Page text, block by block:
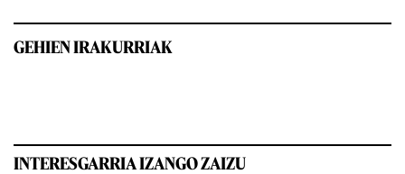
GEHIEN IRAKURRIAK
INTERESGARRIA IZANGO ZAIZU